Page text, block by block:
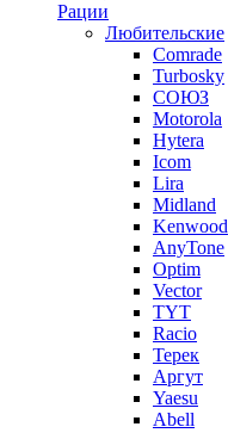
Рации
Любительские
Comrade
Turbosky
СОЮЗ
Motorola
Hytera
Icom
Lira
Midland
Kenwood
AnyTone
Optim
Vector
TYT
Racio
Терек
Аргут
Yaesu
Abell